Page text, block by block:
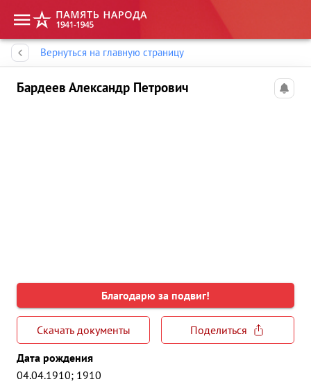
Вернуться на главную страницу
Бардеев Александр Петрович
Благодарю за подвиг!
Скачать документы
Поделиться
Дата рождения
04.04.1910; 1910
Память народа